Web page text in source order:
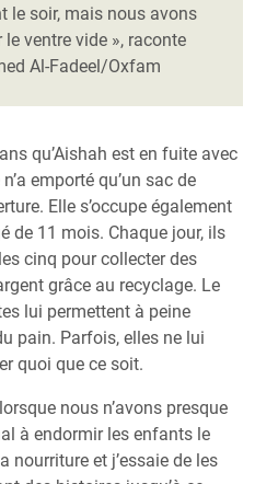
le soir, mais nous avons
le ventre vide », raconte
Al-Fadeel/Oxfam
qu’Aishah est en fuite avec
emporté qu’un sac de
Elle s’occupe également
de 11 mois. Chaque jour, ils
cinq pour collecter des
grâce au recyclage. Le
lui permettent à peine
pain. Parfois, elles ne lui
quoi que ce soit.
nous n’avons presque
à endormir les enfants le
nourriture et j’essaie de les